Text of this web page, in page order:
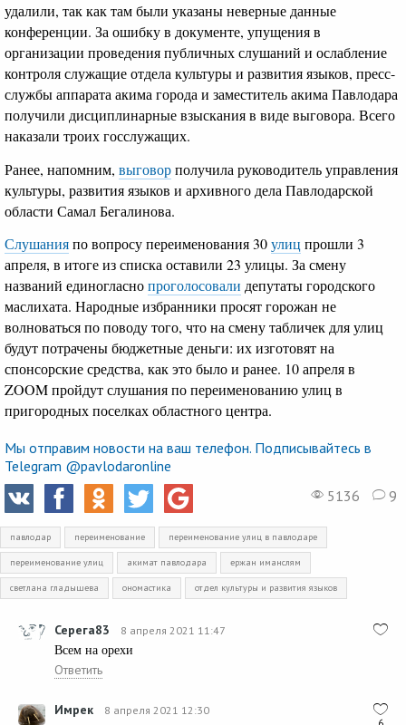
удалили, так как там были указаны неверные данные
конференции. За ошибку в документе, упущения в
организации проведения публичных слушаний и ослабление
контроля служащие отдела культуры и развития языков, пресс-
службы аппарата акима города и заместитель акима Павлодара
получили дисциплинарные взыскания в виде выговора. Всего
наказали троих госслужащих.
Ранее, напомним, выговорполучила руководитель управления
культуры, развития языков и архивного дела Павлодарской
области Самал Бегалинова.
Слушанияпо вопросу переименования 30улиц прошли 3
апреля, в итоге из списка оставили 23 улицы. За смену
названий единогласнопроголосовали депутаты городского
маслихата. Народные избранники просят горожан не
волноваться по поводу того, что на смену табличек для улиц
будут потрачены бюджетные деньги: их изготовят на
спонсорские средства, как это было и ранее. 10 апреля в
ZOOM пройдут слушания по переименованию улиц в
пригородных поселках областного центра.
Мы отправим новости на ваш телефон. Подписывайтесь в
Telegram @pavlodaronline
5136
9
павлодар переименование переименование улиц в павлодаре
переименование улиц акимат павлодара ержан иманслям
светлана гладышева ономастика отдел культуры и развития языков
Серега83 8 апреля 2021 11:47
Всем на орехи
Ответить
Имрек 8 апреля 2021 12:30